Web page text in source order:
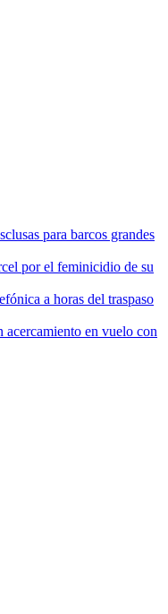
para barcos grandes
por el feminicidio de su
a horas del traspaso
en vuelo con